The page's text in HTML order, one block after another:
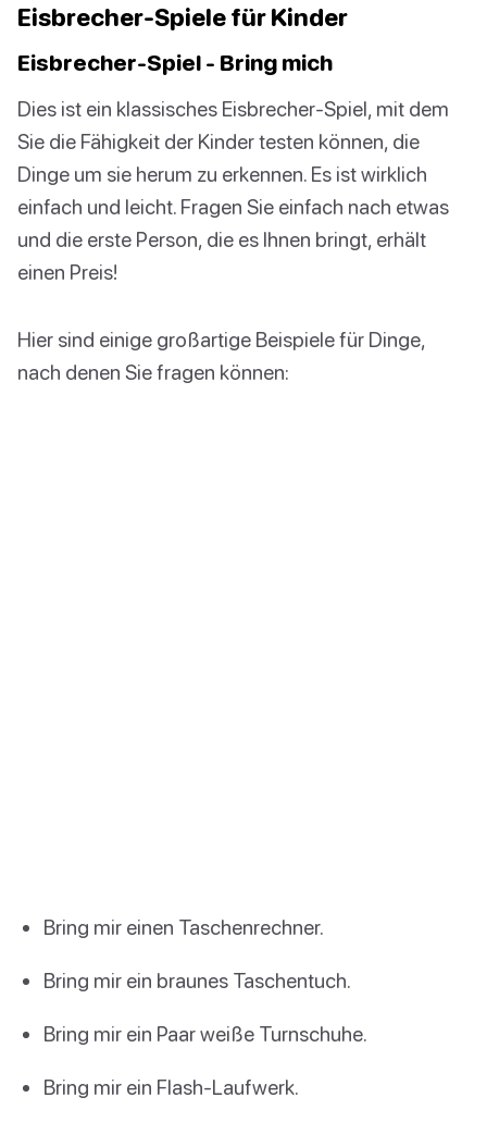
Eisbrecher-Spiele für Kinder
Eisbrecher-Spiel - Bring mich
Dies ist ein klassisches Eisbrecher-Spiel, mit dem
Sie die Fähigkeit der Kinder testen können, die
Dinge um sie herum zu erkennen. Es ist wirklich
einfach und leicht. Fragen Sie einfach nach etwas
und die erste Person, die es Ihnen bringt, erhält
einen Preis!
Hier sind einige großartige Beispiele für Dinge,
nach denen Sie fragen können:
Bring mir einen Taschenrechner.
Bring mir ein braunes Taschentuch.
Bring mir ein Paar weiße Turnschuhe.
Bring mir ein Flash-Laufwerk.